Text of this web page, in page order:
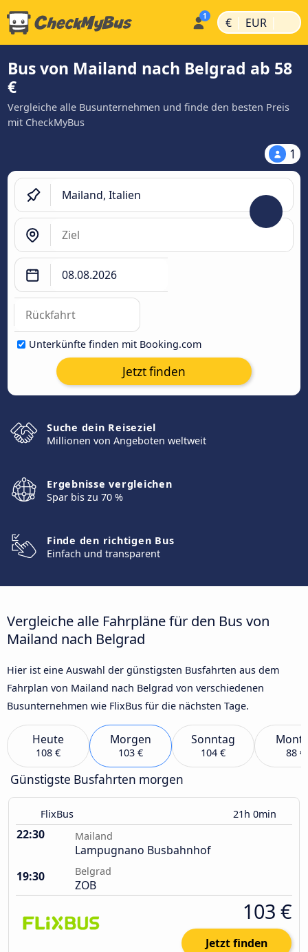
€ | EUR |
Bus von Mailand nach Belgrad ab 58
€
Vergleiche alle Busunternehmen und finde den besten Preis
mit CheckMyBus
1
Unterkünfte finden mit Booking.com
Jetzt finden
Suche dein Reiseziel
Millionen von Angeboten weltweit
Ergebnisse vergleichen
Spar bis zu 70 %
Finde den richtigen Bus
Einfach und transparent
Vergleiche alle Fahrpläne für den Bus von
Mailand nach Belgrad
Hier ist eine Auswahl der günstigsten Busfahrten aus dem
Fahrplan von Mailand nach Belgrad von verschiedenen
Busunternehmen wie FlixBus für die nächsten Tage.
Heute
108 €
Morgen
103 €
Sonntag
104 € 88 €
Günstigste Busfahrten morgen
FlixBus 21h 0min
22:30 Mailand
Lampugnano Busbahnhof
19:30
Belgrad
ZOB
103 €
Jetzt finden